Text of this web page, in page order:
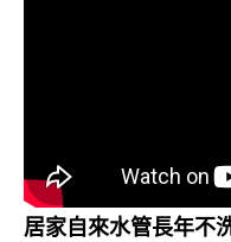
居家自來水管長年不